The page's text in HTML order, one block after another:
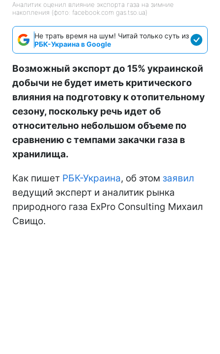
Аналитик оценил влияние экспорта газа на зимние
накопления (фото: facebook.com gas.tso.ua)
Не трать время на шум! Читай только суть из
РБК-Украина в Google
Возможный экспорт до 15% украинской
добычи не будет иметь критического
влияния на подготовку к отопительному
сезону, поскольку речь идет об
относительно небольшом объеме по
сравнению с темпами закачки газа в
хранилища.
Как пишет РБК-Украина, об этом заявил
ведущий эксперт и аналитик рынка
природного газа ExPro Consulting Михаил
Свищо.